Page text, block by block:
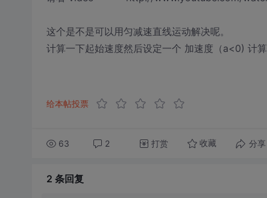
这个是不是可以用匀减速直线运动解决呢。
计算一下起始速度然后设定一个 加速度（a<0) 计
给本帖投票
63 2 打赏 收藏 分享
2 条回复